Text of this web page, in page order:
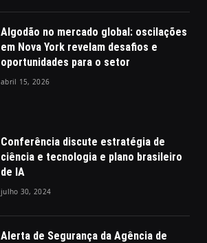
Algodão no mercado global: oscilações
em Nova York revelam desafios e
oportunidades para o setor
abril 15, 2026
Conferência discute estratégia de
ciência e tecnologia e plano brasileiro
de IA
julho 30, 2024
Alerta de Segurança da Agência de